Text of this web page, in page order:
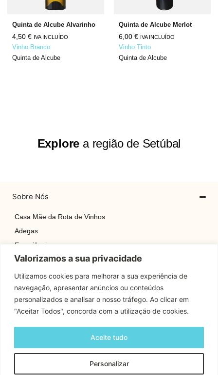
Valorizamos a sua privacidade
Utilizamos cookies para melhorar a sua experiência de
navegação, apresentar anúncios ou conteúdos
personalizados e analisar o nosso tráfego. Ao clicar em
"Aceitar Todos", concorda com a utilização de cookies.
Personalizar
Aceite tudo
Quinta de Alcube Alvarinho
4,50 € IVA INCLUÍDO
Vinho Branco
Quinta de Alcube
Quinta de Alcube Merlot
6,00 € IVA INCLUÍDO
Vinho Tinto
Quinta de Alcube
Explore a região de Setúbal
Sobre Nós
Casa Mãe da Rota de Vinhos
Adegas
Experiências
Explore
Rotas
Contactos
Apoio Cliente